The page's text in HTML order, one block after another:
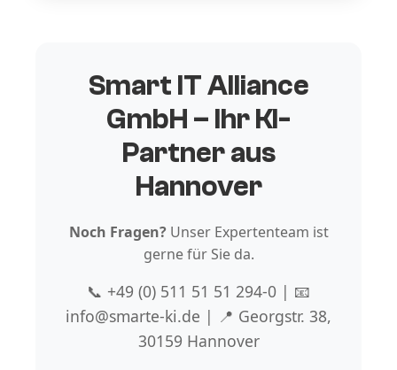
Smart IT Alliance
GmbH – Ihr KI-
Partner aus
Hannover
Noch Fragen?Unser Expertenteam ist
gerne für Sie da.
📞 +49 (0) 511 51 51 294-0 | 📧
info@smarte-ki.de | 📍 Georgstr. 38,
30159 Hannover